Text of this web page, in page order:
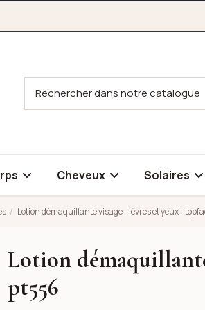
Cheveux Solaires
Lotion démaquillante visage - lèvres et yeux -
et yeux - topface pt556
Lotion
pt556